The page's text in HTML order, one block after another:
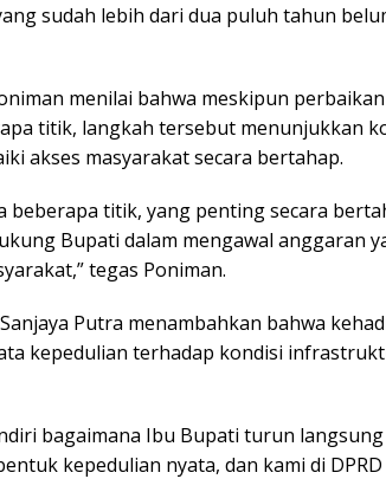
sudah lebih dari dua puluh tahun
menilai bahwa meskipun
titik, langkah tersebut menunjukkan
akses masyarakat secara bertahap.
beberapa titik, yang penting secara
Bupati dalam mengawal anggaran
tegas Poniman.
Putra menambahkan bahwa
kepedulian terhadap kondisi
bagaimana Ibu Bupati turun
kepedulian nyata, dan kami di